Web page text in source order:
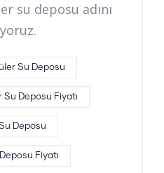
su deposu adını
Su Deposu
Su Deposu Fiyatı
Deposu
Fiyatı